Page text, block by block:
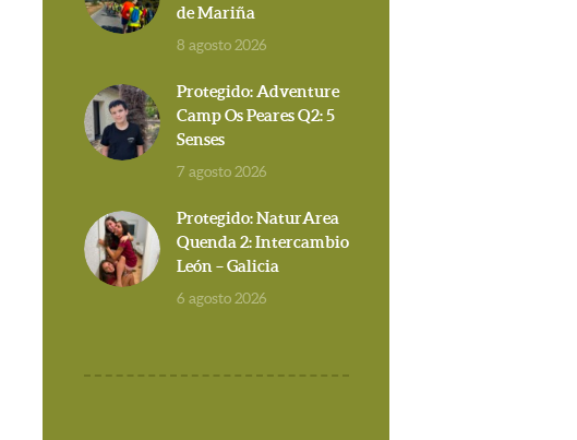
de Mariña
8 agosto 2026
Protegido: Adventure
Camp Os Peares Q2: 5
Senses
7 agosto 2026
Protegido: NaturArea
Quenda 2: Intercambio
León – Galicia
6 agosto 2026